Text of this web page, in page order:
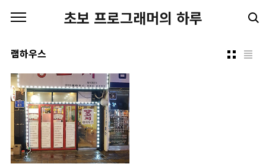
초보 프로그래머의 하루
램하우스